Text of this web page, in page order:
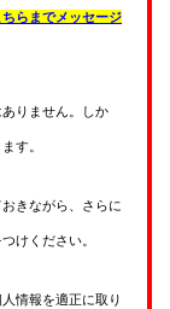
ちらまでメッセージ
りません。しか
す。
きながら、さらに
けください。
情報を適正に取り